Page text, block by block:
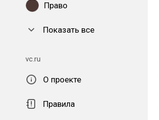
Право
Показать все
vc.ru
О проекте
Правила